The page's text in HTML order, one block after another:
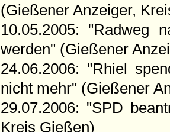
(Gießener Anzeiger,
10.05.2005: "Radweg
werden" (Gießener
24.06.2006: "Rhiel
nicht mehr" (Gießener
29.07.2006: "SPD
Kreis Gießen)